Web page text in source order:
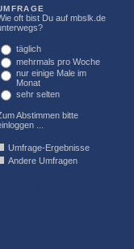
oft bist Du auf mbslk.de
täglich
mehrmals pro Woche
nur einige Male im
Monat
sehr selten
Abstimmen bitte
...
Umfrage-Ergebnisse
Andere Umfragen